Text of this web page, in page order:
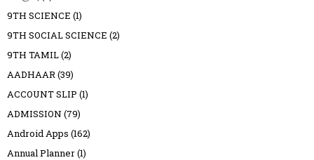
9TH SCIENCE (1)
9TH SOCIAL SCIENCE (2)
9TH TAMIL(2)
AADHAAR(39)
ACCOUNT SLIP (1)
ADMISSION (79)
Android Apps (162)
Annual Planner(1)